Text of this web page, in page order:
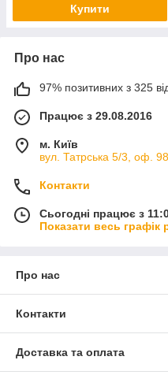
Купити
Про нас
97% позитивних з 325
Працює з 29.08.2016
м. Київ
вул. Татрська 5/3, оф. 98
Контакти
Сьогодні працює з
Показати весь графік
Про нас
Контакти
Доставка та оплата